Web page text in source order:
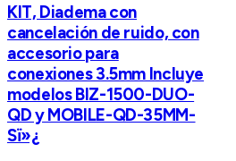
KIT, Diadema con
cancelación de ruido, con
accesorio para
conexiones 3.5mm Incluye
modelos BIZ-1500-DUO-
QD y MOBILE-QD-35MM-
Sï»¿